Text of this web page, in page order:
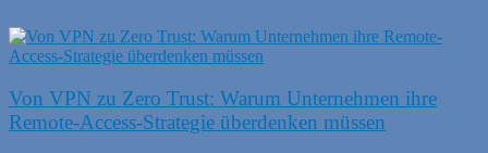
Von VPN zu Zero Trust: Warum Unternehmen ihre
Remote-Access-Strategie überdenken müssen